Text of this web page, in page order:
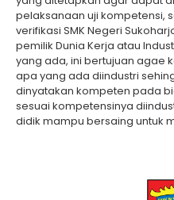
pelaksanaan uji kompetensi,
verifikasi SMK Negeri
pemilik Dunia Kerja atau
yang ada, ini bertujuan agae
apa yang ada diindustri
dinyatakan kompeten pada
sesuai kompetensinya
didik mampu bersaing untuk